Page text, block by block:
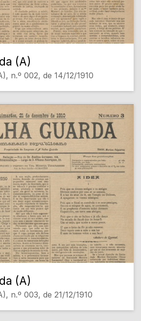
(A)
n.º 002, de 14/12/1910
(A)
n.º 003, de 21/12/1910